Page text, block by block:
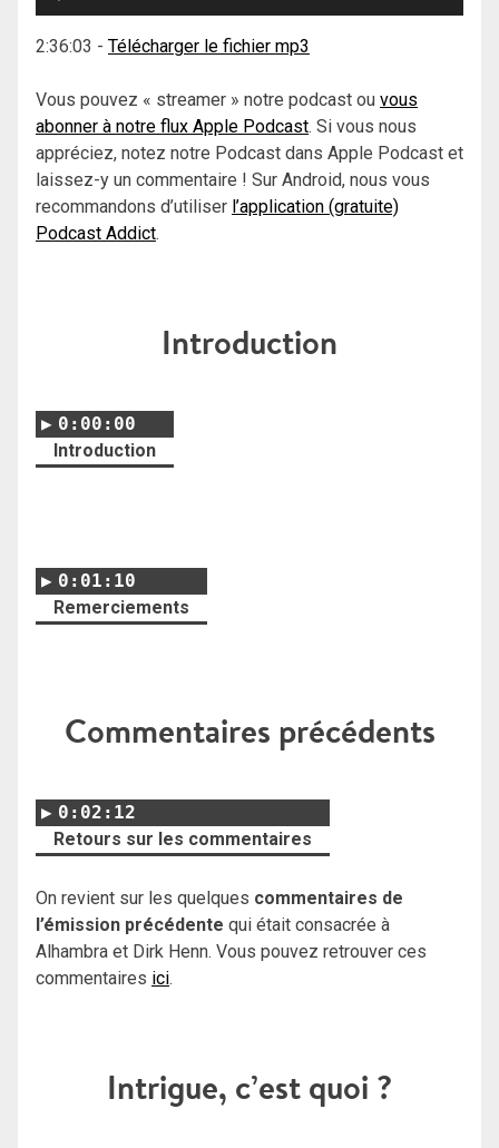
2:36:03 - Télécharger le fichier mp3
Vous pouvez « streamer » notre podcast ou vous
abonner à notre flux Apple Podcast. Si vous nous
appréciez, notez notre Podcast dans Apple Podcast et
laissez-y un commentaire ! Sur Android, nous vous
recommandons d’utiliser l’application (gratuite)
Podcast Addict.
Introduction
0:00:00
Introduction
0:01:10
Remerciements
Commentaires précédents
0:02:12
Retours sur les commentaires
On revient sur les quelques commentaires de
l’émission précédente qui était consacrée à
Alhambra et Dirk Henn. Vous pouvez retrouver ces
commentaires ici.
Intrigue, c’est quoi ?